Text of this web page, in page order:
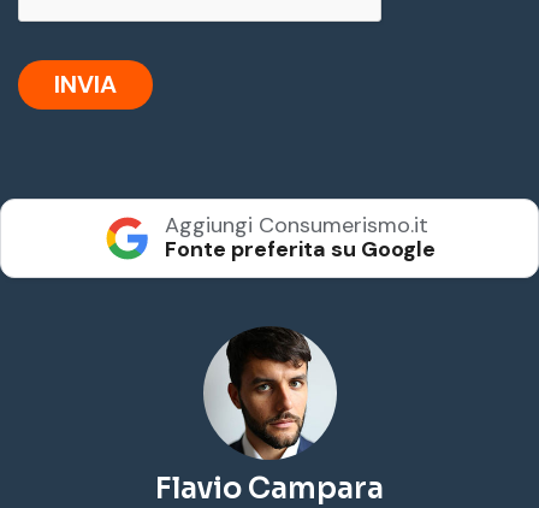
*
INVIA
Aggiungi Consumerismo.it
Fonte preferita su Google
Flavio Campara